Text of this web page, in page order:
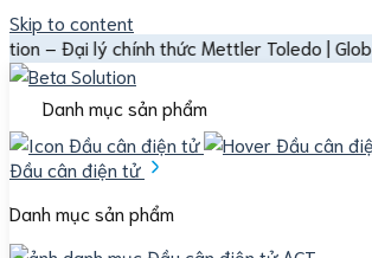
Skip to content
lý chính thức Mettler Toledo | Global
Danh mục sản phẩm
Đầu cân điện tử
Danh mục sản phẩm